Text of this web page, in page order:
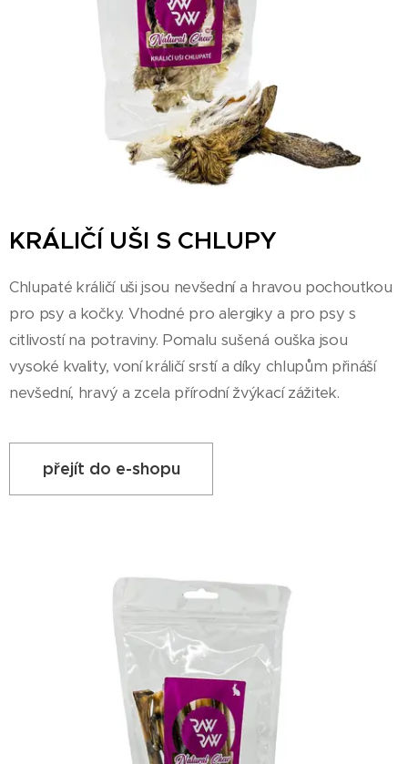
KRÁLIČÍ UŠI S CHLUPY
Chlupaté králičí uši jsou nevšední a hravou pochoutkou
pro psy a kočky. Vhodné pro alergiky a pro psy s
citlivostí na potraviny. Pomalu sušená ouška jsou
vysoké kvality, voní králičí srstí a díky chlupům přináší
nevšední, hravý a zcela přírodní žvýkací zážitek.
přejít do e-shopu